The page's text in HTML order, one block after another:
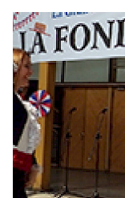
Académicos
Personal
Alumni
Padres y familia
Vecinos
Mi Cuenta UC launch
Correo UC launch
Mi Portal UC launch
Medios
Donaciones launch